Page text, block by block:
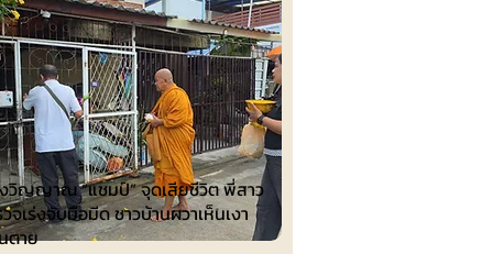
วิญญาณ “แชมป์” จุดเสียชีวิต พี่สาว
จเร่งจับมือมีด ชาวบ้านผวาเห็นเงา
ตาย